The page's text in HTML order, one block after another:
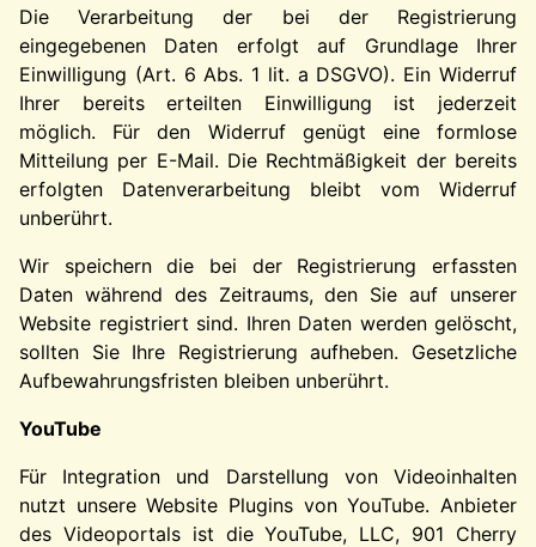
Die Verarbeitung der bei der Registrierung
eingegebenen Daten erfolgt auf Grundlage Ihrer
Einwilligung (Art. 6 Abs. 1 lit. a DSGVO). Ein Widerruf
Ihrer bereits erteilten Einwilligung ist jederzeit
möglich. Für den Widerruf genügt eine formlose
Mitteilung per E-Mail. Die Rechtmäßigkeit der bereits
erfolgten Datenverarbeitung bleibt vom Widerruf
unberührt.
Wir speichern die bei der Registrierung erfassten
Daten während des Zeitraums, den Sie auf unserer
Website registriert sind. Ihren Daten werden gelöscht,
sollten Sie Ihre Registrierung aufheben. Gesetzliche
Aufbewahrungsfristen bleiben unberührt.
YouTube
Für Integration und Darstellung von Videoinhalten
nutzt unsere Website Plugins von YouTube. Anbieter
des Videoportals ist die YouTube, LLC, 901 Cherry